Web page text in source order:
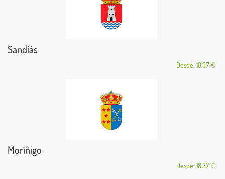
Sandiás
Desde: 18,37 €
Moríñigo
Desde: 18,37 €